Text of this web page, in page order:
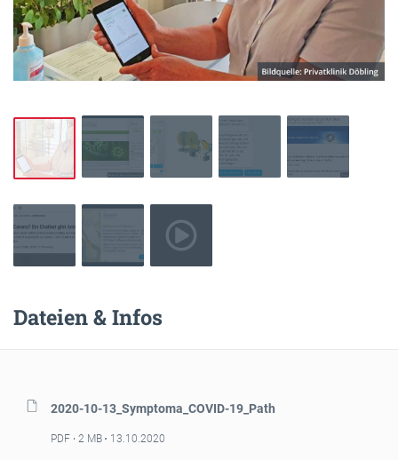
Dateien & Infos
2020-10-13_Symptoma_COVID-19_Path
PDF 2 MB 13.10.2020